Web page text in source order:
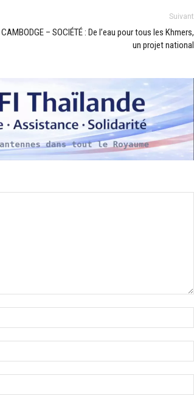
Suivant
CAMBODGE – SOCIÉTÉ : De l’eau pour tous les Khmers,
un projet national